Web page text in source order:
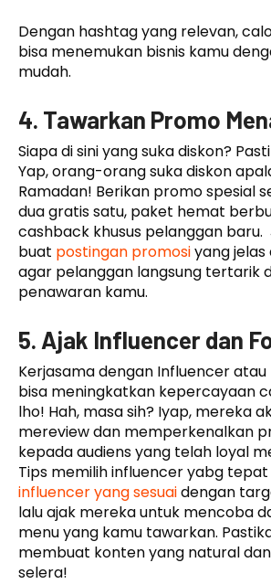
Dengan hashtag yang relevan,
bisa menemukan bisnis kamu
mudah.
4. Tawarkan Promo
Siapa di sini yang suka diskon?
Yap, orang-orang suka diskon
Ramadan! Berikan promo spesial
dua gratis satu, paket hemat
cashback khusus pelanggan baru.
buat postingan promosiyang
agar pelanggan langsung tertarik
penawaran kamu.
5. Ajak Influencer dan
Kerjasama dengan Influencer
bisa meningkatkan kepercayaan
lho! Hah, masa sih? Iyap, mereka
mereview dan memperkenalkan
kepada audiens yang telah loyal
Tips memilih influencer yabg
influencer yang sesuaidengan
lalu ajak mereka untuk mencoba
menu yang kamu tawarkan.
membuat konten yang natural
selera!